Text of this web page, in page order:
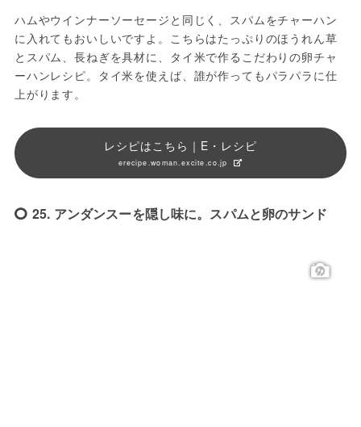
ハムやウインナーソーセージと同じく、スパムをチャーハン
に入れてもおいしいですよ。こちらはたっぷりのほうれん草
とスパム、長ねぎを具材に、タイ米で作るこだわりの卵チャ
ーハンレシピ。タイ米を使えば、誰が作ってもパラパラに仕
上がります。
レシピはこちら｜E・レシピ
erecipe.woman.excite.co.jp
25. アンダンスーを隠し味に。スパムと卵のサンド